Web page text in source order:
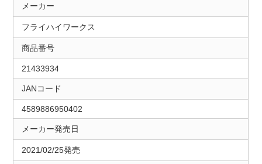
メーカー
フライハイワークス
商品番号
21433934
JANコード
4589886950402
メーカー発売日
2021/02/25発売